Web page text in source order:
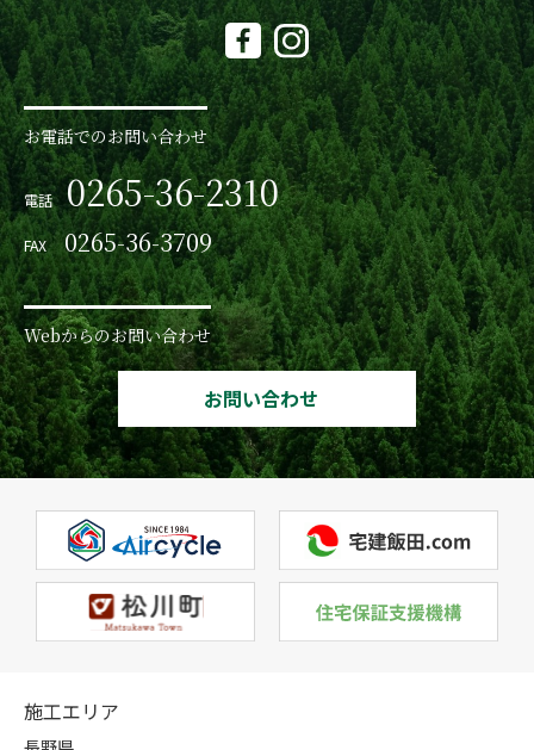
お電話でのお問い合わせ
電話 0265-36-2310
FAX0265-36-3709
Webからのお問い合わせ
お問い合わせ
施工エリア